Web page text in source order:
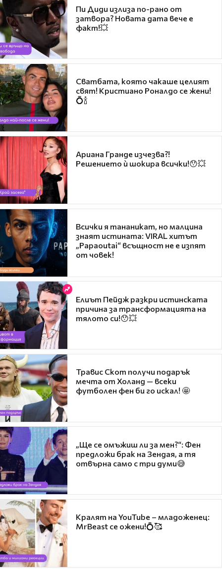
Пи Диди излиза по-рано от
затвора? Новата дата вече е
факт!💥
Сватбата, която чакаше целият
свят! Кристиано Роналдо се жени!
💍🍾
Ариана Гранде изчезва?!
Решението ѝ шокира всички!😯💥
Всички я тананикат, но малцина
знаят истината: VIRAL хитът
„Papaoutai“ всъщност не е изпят
от човек!
Елиът Пейдж разкри истинската
причина за трансформацията на
тялото си!😯💥
Травис Скот получи подарък
мечта от Холанд — всеки
футболен фен би го искал! 🤩
„Ще се омъжиш ли за мен?“: Фен
предложи брак на Зендая, а тя
отвърна само с три думи😅
Кралят на YouTube – младоженец:
MrBeast се ожени!💍🥰